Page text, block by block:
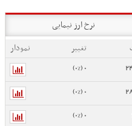
نرخ ارز نیمایی
تغییر
نمودار
0 (0%)
0 (0%)
0 (0%)